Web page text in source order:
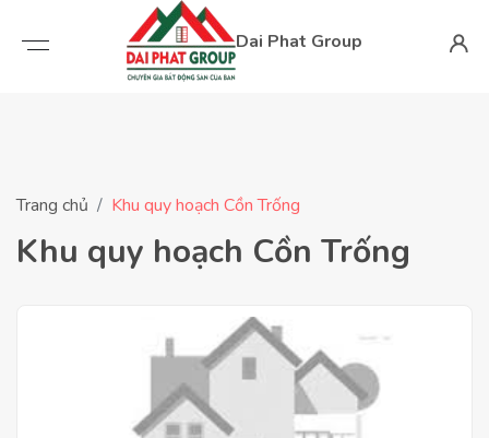
Dai Phat Group
Trang chủ Khu quy hoạch Cồn Trống
Khu quy hoạch Cồn Trống